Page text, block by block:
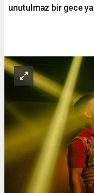
unutulmaz bir gece